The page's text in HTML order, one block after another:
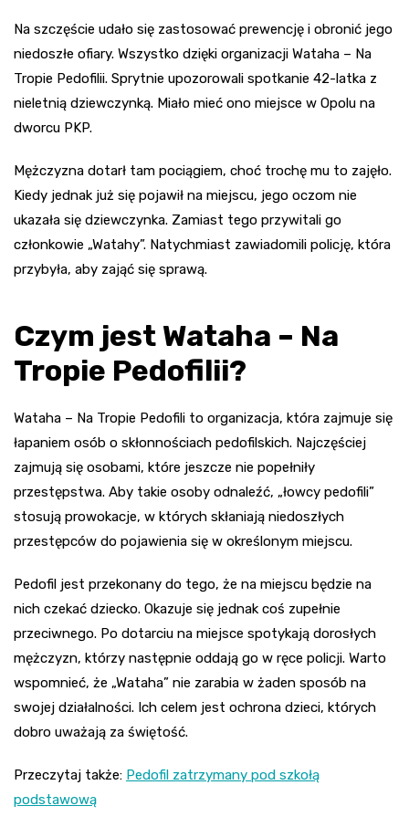
Na szczęście udało się zastosować prewencję i obronić jego
niedoszłe ofiary. Wszystko dzięki organizacji Wataha – Na
Tropie Pedofilii. Sprytnie upozorowali spotkanie 42-latka z
nieletnią dziewczynką. Miało mieć ono miejsce w Opolu na
dworcu PKP.
Mężczyzna dotarł tam pociągiem, choć trochę mu to zajęło.
Kiedy jednak już się pojawił na miejscu, jego oczom nie
ukazała się dziewczynka. Zamiast tego przywitali go
członkowie „Watahy”. Natychmiast zawiadomili policję, która
przybyła, aby zająć się sprawą.
Czym jest Wataha – Na
Tropie Pedofilii?
Wataha – Na Tropie Pedofili to organizacja, która zajmuje się
łapaniem osób o skłonnościach pedofilskich. Najczęściej
zajmują się osobami, które jeszcze nie popełniły
przestępstwa. Aby takie osoby odnaleźć, „łowcy pedofili”
stosują prowokacje, w których skłaniają niedoszłych
przestępców do pojawienia się w określonym miejscu.
Pedofil jest przekonany do tego, że na miejscu będzie na
nich czekać dziecko. Okazuje się jednak coś zupełnie
przeciwnego. Po dotarciu na miejsce spotykają dorosłych
mężczyzn, którzy następnie oddają go w ręce policji. Warto
wspomnieć, że „Wataha” nie zarabia w żaden sposób na
swojej działalności. Ich celem jest ochrona dzieci, których
dobro uważają za świętość.
Przeczytaj także: Pedofil zatrzymany pod szkołą
podstawową